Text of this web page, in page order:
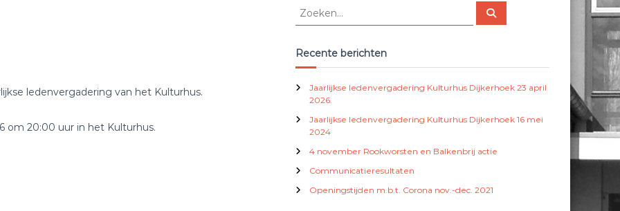
ledenvergadering van het Kulturhus.
om 20:00 uur in het Kulturhus.
Z
k
e
n
a
:
Z
Recente berichten
Jaarlijkse ledenvergadering Kulturhus Dijkerhoek 23 april
2026.
Jaarlijkse ledenvergadering Kulturhus Dijkerhoek 16 mei
2024
4 november Rookworsten en Balkenbrij actie
Communicatieresultaten
Openingstijden m.b.t. Corona nov.-dec. 2021